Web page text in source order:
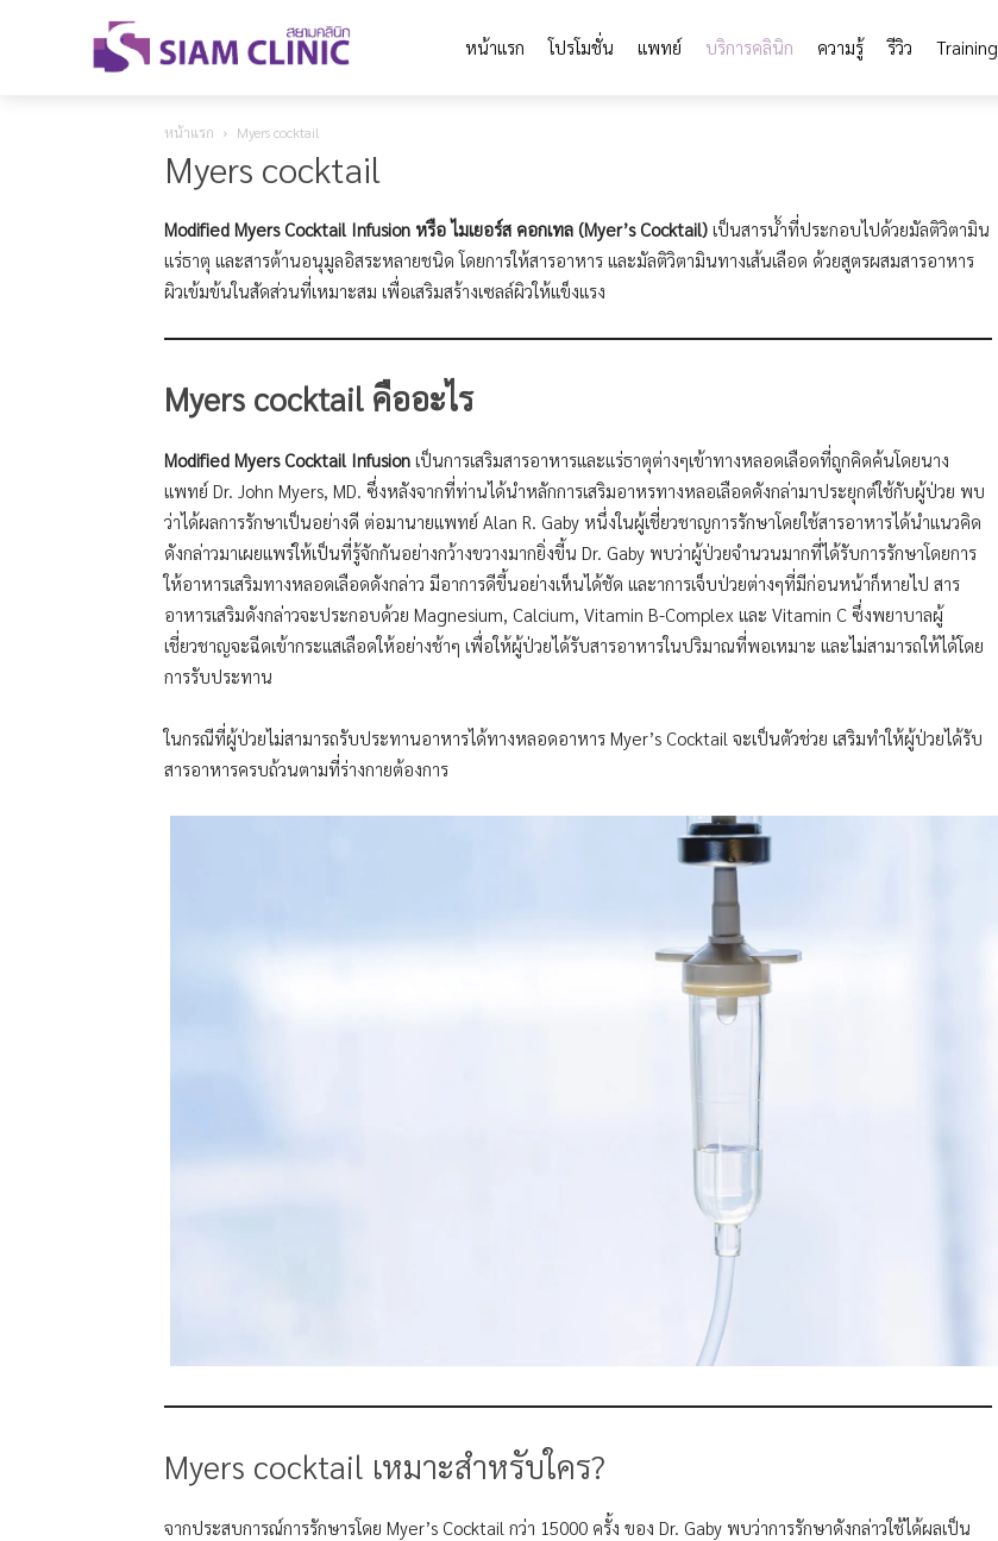
หน้าแรก โปรโมชั่น แพทย์ บริการคลินิก ความรู้ รีวิว Training
หน้าแรก Myers cocktail
Myers cocktail
Modified Myers Cocktail Infusion หรือ ไมเยอร์ส คอกเทล (Myer’s Cocktail) เป็นสารน้ำที่ประกอบไปด้วยมัลติวิตามิน
แร่ธาตุ และสารต้านอนุมูลอิสระหลายชนิด โดยการให้สารอาหาร และมัลติวิตามินทางเส้นเลือด ด้วยสูตรผสมสารอาหาร
ผิวเข้มข้นในสัดส่วนที่เหมาะสม เพื่อเสริมสร้างเซลล์ผิวให้แข็งแรง
Myers cocktail คืออะไร
Modified Myers Cocktail Infusion เป็นการเสริมสารอาหารและแร่ธาตุต่างๆเข้าทางหลอดเลือดที่ถูกคิดค้นโดยนาง
แพทย์ Dr. John Myers, MD. ซึ่งหลังจากที่ท่านได้นำหลักการเสริมอาหรทางหลอเลือดดังกล่ามาประยุกต์ใช้กับผู้ป่วย พบ
ว่าได้ผลการรักษาเป็นอย่างดี ต่อมานายแพทย์ Alan R. Gaby หนึ่งในผู้เชี่ยวชาญการรักษาโดยใช้สารอาหารได้นำแนวคิด
ดังกล่าวมาเผยแพร่ให้เป็นที่รู้จักกันอย่างกว้างขวางมากยิ่งขี้น Dr. Gaby พบว่าผู้ป่วยจำนวนมากที่ได้รับการรักษาโดยการ
ให้อาหารเสริมทางหลอดเลือดดังกล่าว มีอาการดีขี้นอย่างเห็นได้ชัด และาการเจ็บป่วยต่างๆที่มีก่อนหน้าก็หายไป สาร
อาหารเสริมดังกล่าวจะประกอบด้วย Magnesium, Calcium, Vitamin B-Complex และ Vitamin C ซึ่งพยาบาลผู้
เชี่ยวชาญจะฉีดเข้ากระแสเลือดให้อย่างช้าๆ เพื่อให้ผู้ป่วยได้รับสารอาหารในปริมาณที่พอเหมาะ และไม่สามารถให้ได้โดย
การรับประทาน
ในกรณีที่ผู้ป่วยไม่สามารถรับประทานอาหารได้ทางหลอดอาหาร Myer’s Cocktail จะเป็นตัวช่วย เสริมทำให้ผู้ป่วยได้รับ
สารอาหารครบถ้วนตามที่ร่างกายต้องการ
Myers cocktail เหมาะสำหรับใคร?
จากประสบการณ์การรักษารโดย Myer’s Cocktail กว่า 15000 ครั้ง ของ Dr. Gaby พบว่าการรักษาดังกล่าวใช้ได้ผลเป็น